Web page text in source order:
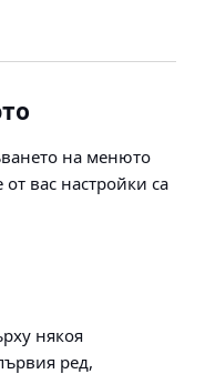
на менюто
вас настройки са
някоя
ред,